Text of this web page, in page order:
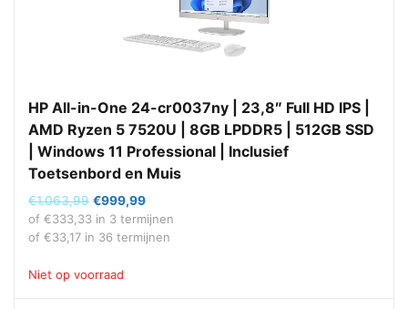
HP All-in-One 24-cr0037ny | 23,8″ Full HD IPS |
AMD Ryzen 5 7520U | 8GB LPDDR5 | 512GB SSD
| Windows 11 Professional | Inclusief
Toetsenbord en Muis
€1.063,99 Oorspronkelijke
prijs
was:
€999,99Huidige
prijs
is:
of €333,33 in 3 termijnen
of €33,17 in 36 termijnen
Niet op voorraad